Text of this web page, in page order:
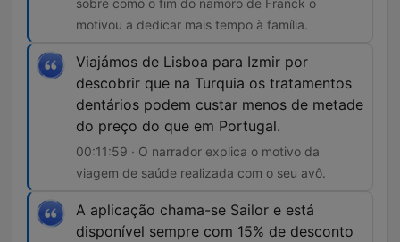
sobre como o fim do namoro de Franck o
motivou a dedicar mais tempo à família.
Viajámos de Lisboa para Izmir por
descobrir que na Turquia os tratamentos
dentários podem custar menos de metade
do preço do que em Portugal.
00:11:59 · O narrador explica o motivo da
viagem de saúde realizada com o seu avô.
A aplicação chama-se Sailor e está
disponível sempre com 15% de desconto